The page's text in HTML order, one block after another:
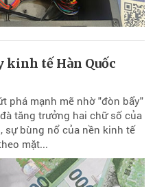
kinh tế Hàn Quốc
phá mạnh mẽ nhờ "đòn bẩy"
tăng trưởng hai chữ số của
sự bùng nổ của nền kinh tế
mặt...